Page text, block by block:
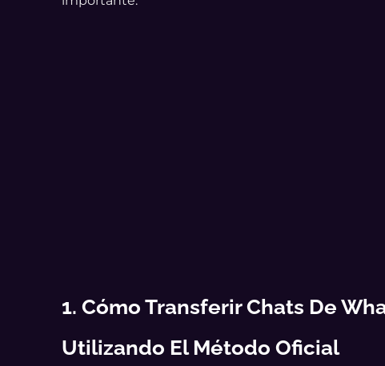
1. Cómo Transferir Chats De
Utilizando El Método Oficial